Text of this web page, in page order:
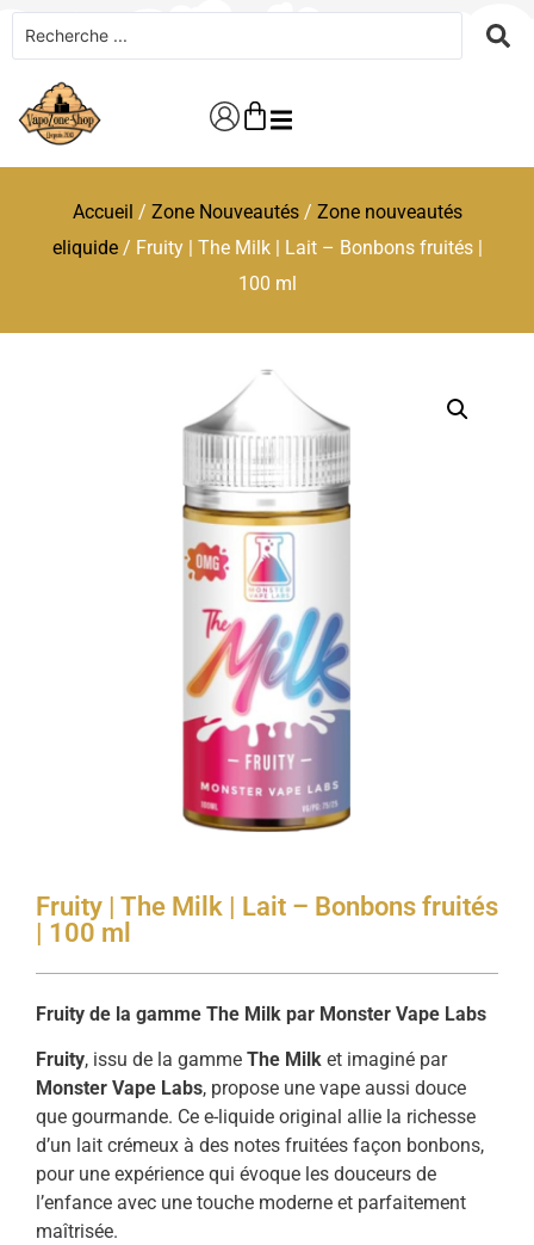
Accueil / Zone Nouveautés/ Zone nouveautés
eliquide/ Fruity | The Milk | Lait – Bonbons fruités |
100 ml
Fruity | The Milk | Lait – Bonbons fruités
| 100 ml
Fruity de la gamme The Milk par Monster Vape Labs
Fruity, issu de la gamme The Milk et imaginé par
Monster Vape Labs, propose une vape aussi douce
que gourmande. Ce e-liquide original allie la richesse
d’un lait crémeux à des notes fruitées façon bonbons,
pour une expérience qui évoque les douceurs de
l’enfance avec une touche moderne et parfaitement
maîtrisée.